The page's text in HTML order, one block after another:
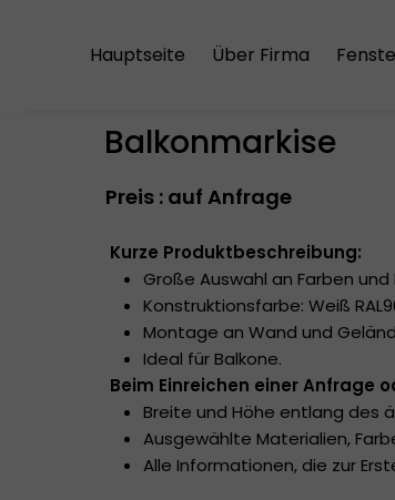
Hauptseite
Über Firma
Die Versandkosten
Die
Balkonmarkise
Preis : auf Anfrage
Kurze Produktbeschreibung:
Große Auswahl an Farben und
Konstruktionsfarbe: Weiß
Montage an Wand und
Ideal für Balkone.
Beim Einreichen einer Anfrage
Breite und Höhe entlang des
Ausgewählte Materialien,
Alle Informationen, die zur